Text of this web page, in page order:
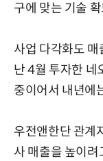
구에 맞는 기술
사업 다각화도 매
난 4월 투자한 네
중이어서 내년에
우전앤한단 관계
사 매출을 높이려